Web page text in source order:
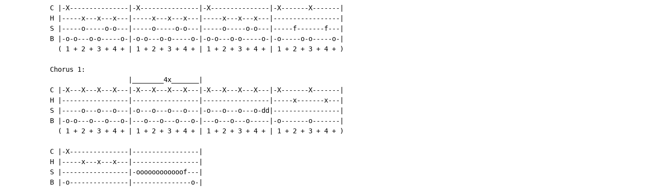
C |-X---------------|-X---------------|-X---------------|-X-------X-------|
H |-----x---x---x---|-----x---x---x---|-----x---x---x---|-----------------|
S |-----o-----o-o---|-----o-----o-o---|-----o-----o-o---|-----f-------f---|
B |-o-o---o-o-----o-|-o-o---o-o-----o-|-o-o---o-o-----o-|-o-----o-o-----o-|
  ( 1 + 2 + 3 + 4 + | 1 + 2 + 3 + 4 + | 1 + 2 + 3 + 4 + | 1 + 2 + 3 + 4 + )
Chorus 1:
                    |________4x_______|
C |-X---X---X---X---|-X---X---X---X---|-X---X---X---X---|-X-------X-------|
H |-----------------|-----------------|-----------------|-----x-------x---|
S |-----o---o---o---|-o---o---o---o---|-o---o---o---o-dd|-----------------|
B |-o-o---o---o---o-|---o---o---o---o-|---o---o---o-----|-o-------o-------|
  ( 1 + 2 + 3 + 4 + | 1 + 2 + 3 + 4 + | 1 + 2 + 3 + 4 + | 1 + 2 + 3 + 4 + )
C |-X---------------|-----------------|
H |-----x---x---x---|-----------------|
S |-----------------|-oooooooooooof---|
B |-o---------------|---------------o-|